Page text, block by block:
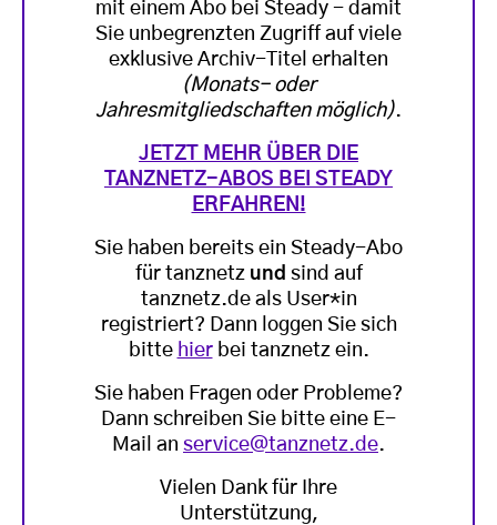
mit einem Abo bei Steady - damit
Sie unbegrenzten Zugriff auf viele
exklusive Archiv-Titel erhalten
(Monats- oder
Jahresmitgliedschaften möglich).
JETZT MEHR ÜBER DIE
TANZNETZ-ABOS BEI STEADY
ERFAHREN!
Sie haben bereits ein Steady-Abo
für tanznetz und sind auf
tanznetz.de als User*in
registriert? Dann loggen Sie sich
bitte hierbei tanznetz ein.
Sie haben Fragen oder Probleme?
Dann schreiben Sie bitte eine E-
Mail an service@tanznetz.de.
Vielen Dank für Ihre
Unterstützung,